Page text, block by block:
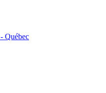
- Québec